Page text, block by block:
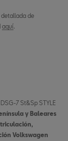
detallada de
aquí.
7 St&Sp STYLE
y Baleares
Volkswagen